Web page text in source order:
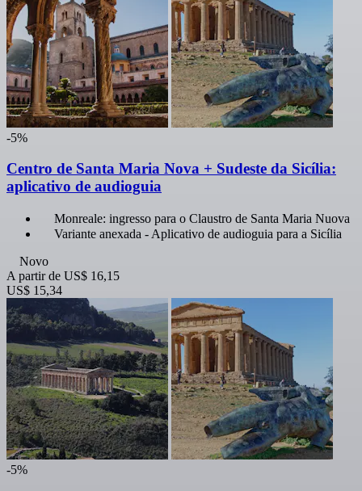
-5%
Centro de Santa Maria Nova + Sudeste da Sicília:
aplicativo de audioguia
Monreale: ingresso para o Claustro de Santa Maria Nuova
Variante anexada - Aplicativo de audioguia para a Sicília
Novo
A partir de US$ 16,15
US$ 15,34
-5%